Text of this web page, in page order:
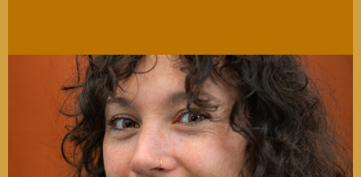
coördinator educatie.
eva@hethoutenhuis.org
of bel: 050 737 0250